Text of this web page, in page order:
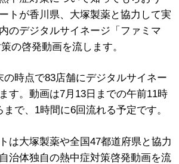
トが香川県、大塚製薬と協力して実
のデジタルサイネージ「ファミマ
の啓発動画を流します。
時点で83店舗にデジタルサイネー
す。動画は7月13日までの午前11時
で、1時間に6回流れる予定です。
は大塚製薬や全国47都道府県と協力
治体独自の熱中症対策啓発動画を流